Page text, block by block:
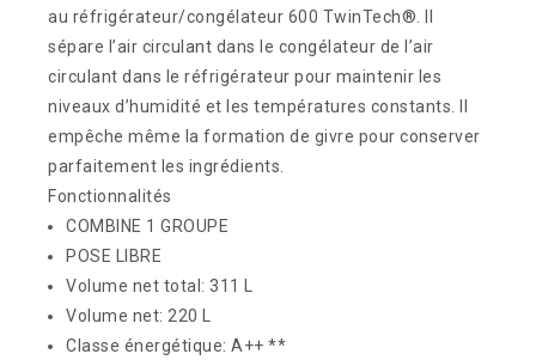
au réfrigérateur/congélateur 600 TwinTech®. Il
sépare l’air circulant dans le congélateur de l’air
circulant dans le réfrigérateur pour maintenir les
niveaux d’humidité et les températures constants. Il
empêche même la formation de givre pour conserver
parfaitement les ingrédients.
Fonctionnalités
COMBINE 1 GROUPE
POSE LIBRE
Volume net total: 311 L
Volume net: 220 L
Classe énergétique: A++ **